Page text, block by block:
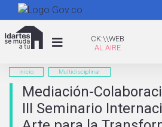
al
CK:\WEB
CK:\\WEB
inicio Multidisciplinar
Mediación-
III Seminario